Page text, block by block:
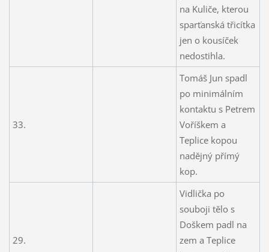
na Kuliče, kterou
sparťanská třicítka
jen o kousíček
nedostihla.
33.
Tomáš Jun spadl
po minimálním
kontaktu s Petrem
Voříškem a
Teplice kopou
nadějný přímý
kop.
29.
Vidlička po
souboji tělo s
Doškem padl na
zem a Teplice